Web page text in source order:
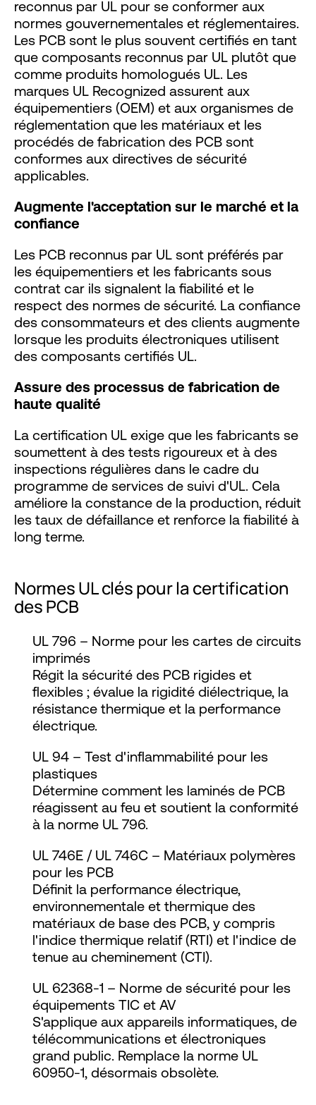
reconnus par UL pour se conformer aux
normes gouvernementales et réglementaires.
Les PCB sont le plus souvent certifiés en tant
que composants reconnus par UL plutôt que
comme produits homologués UL. Les
marques UL Recognized assurent aux
équipementiers (OEM) et aux organismes de
réglementation que les matériaux et les
procédés de fabrication des PCB sont
conformes aux directives de sécurité
applicables.
Augmente l'acceptation sur le marché et la
confiance
Les PCB reconnus par UL sont préférés par
les équipementiers et les fabricants sous
contrat car ils signalent la fiabilité et le
respect des normes de sécurité. La confiance
des consommateurs et des clients augmente
lorsque les produits électroniques utilisent
des composants certifiés UL.
Assure des processus de fabrication de
haute qualité
La certification UL exige que les fabricants se
soumettent à des tests rigoureux et à des
inspections régulières dans le cadre du
programme de services de suivi d'UL. Cela
améliore la constance de la production, réduit
les taux de défaillance et renforce la fiabilité à
long terme.
Normes UL clés pour la certification
des PCB
UL 796 – Norme pour les cartes de circuits
imprimés
Régit la sécurité des PCB rigides et
flexibles ; évalue la rigidité diélectrique, la
résistance thermique et la performance
électrique.
UL 94 – Test d'inflammabilité pour les
plastiques
Détermine comment les laminés de PCB
réagissent au feu et soutient la conformité
à la norme UL 796.
UL 746E / UL 746C – Matériaux polymères
pour les PCB
Définit la performance électrique,
environnementale et thermique des
matériaux de base des PCB, y compris
l'indice thermique relatif (RTI) et l'indice de
tenue au cheminement (CTI).
UL 62368-1 – Norme de sécurité pour les
équipements TIC et AV
S'applique aux appareils informatiques, de
télécommunications et électroniques
grand public. Remplace la norme UL
60950-1, désormais obsolète.